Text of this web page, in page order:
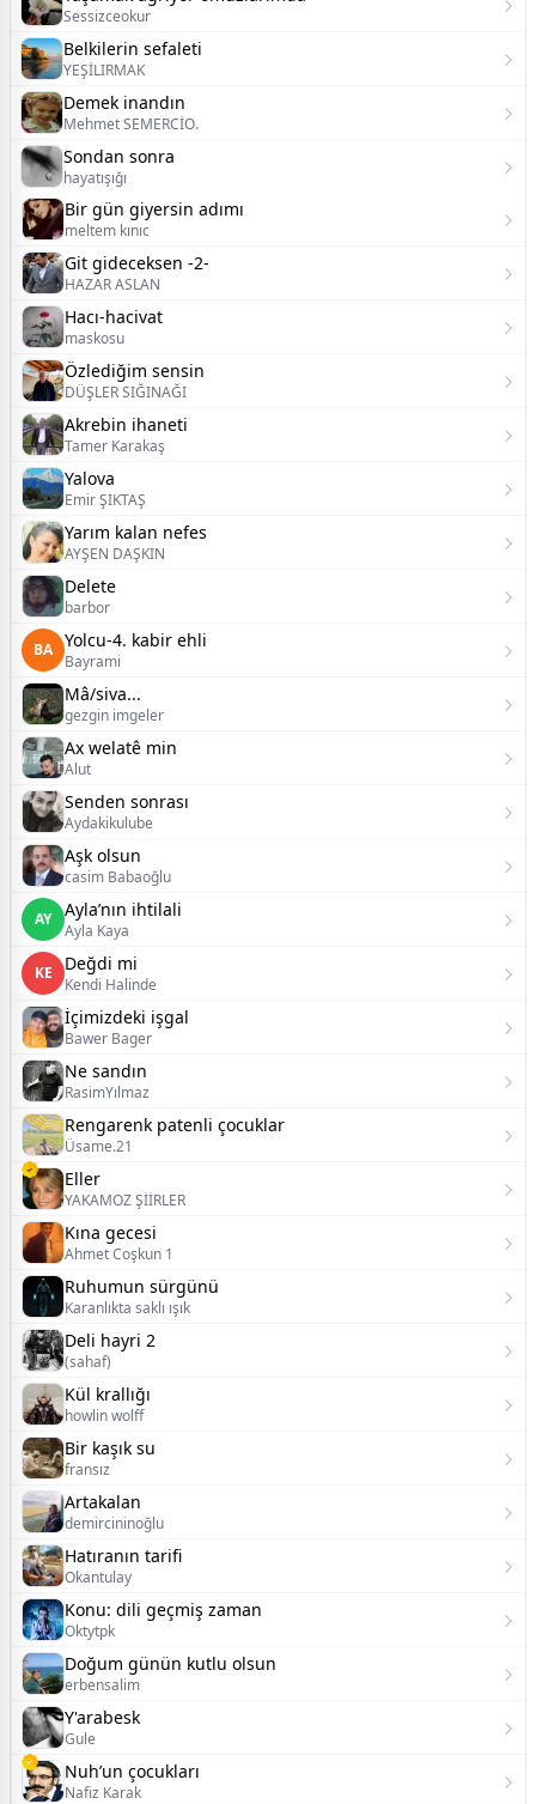
Sessizceokur
Belkilerin sefaleti
YEŞİLIRMAK
Demek inandın
Mehmet SEMERCİO.
Sondan sonra
hayatışığı
Bir gün giyersin adımı
meltem kınıc
Git gideceksen -2-
HAZAR ASLAN
Hacı-hacivat
maskosu
Özlediğim sensin
DÜŞLER SIĞINAĞI
Akrebin ihaneti
Tamer Karakaş
Yalova
Emir ŞIKTAŞ
Yarım kalan nefes
AYŞEN DAŞKIN
Delete
barbor
BA Yolcu-4. kabir ehli
Bayrami
Mâ/siva...
gezgin imgeler
Ax welatê min
Alut
Senden sonrası
Aydakikulube
Aşk olsun
casim Babaoğlu
AY Ayla’nın ihtilali
Ayla Kaya
KE Değdi mi
Kendi Halinde
İçimizdeki işgal
Bawer Bager
Ne sandın
RasimYılmaz
Rengarenk patenli çocuklar
Üsame.21
Eller
YAKAMOZ ŞİİRLER
Kına gecesi
Ahmet Coşkun 1
Ruhumun sürgünü
Karanlıkta saklı ışık
Deli hayri 2
(sahaf)
Kül krallığı
howlin wolff
Bir kaşık su
fransız
Artakalan
demircininoğlu
Hatıranın tarifi
Okantulay
Konu: dili geçmiş zaman
Oktytpk
Doğum günün kutlu olsun
erbensalim
Y'arabesk
Gule
Nuh’un çocukları
Nafiz Karak